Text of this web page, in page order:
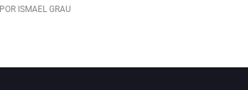
POR ISMAEL GRAU